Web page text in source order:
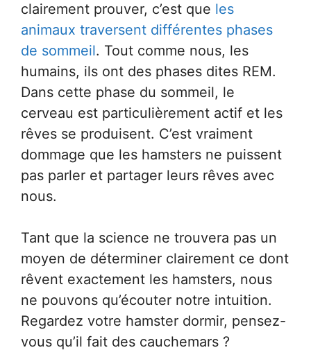
clairement prouver, c’est que les
animaux traversent différentes phases
de sommeil. Tout comme nous, les
humains, ils ont des phases dites REM.
Dans cette phase du sommeil, le
cerveau est particulièrement actif et les
rêves se produisent. C’est vraiment
dommage que les hamsters ne puissent
pas parler et partager leurs rêves avec
nous.
Tant que la science ne trouvera pas un
moyen de déterminer clairement ce dont
rêvent exactement les hamsters, nous
ne pouvons qu’écouter notre intuition.
Regardez votre hamster dormir, pensez-
vous qu’il fait des cauchemars ?